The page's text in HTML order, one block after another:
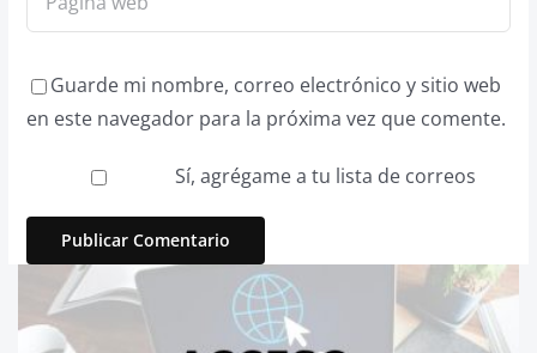
Guarde mi nombre, correo electrónico y sitio web
en este navegador para la próxima vez que comente.
Sí, agrégame a tu lista de correos